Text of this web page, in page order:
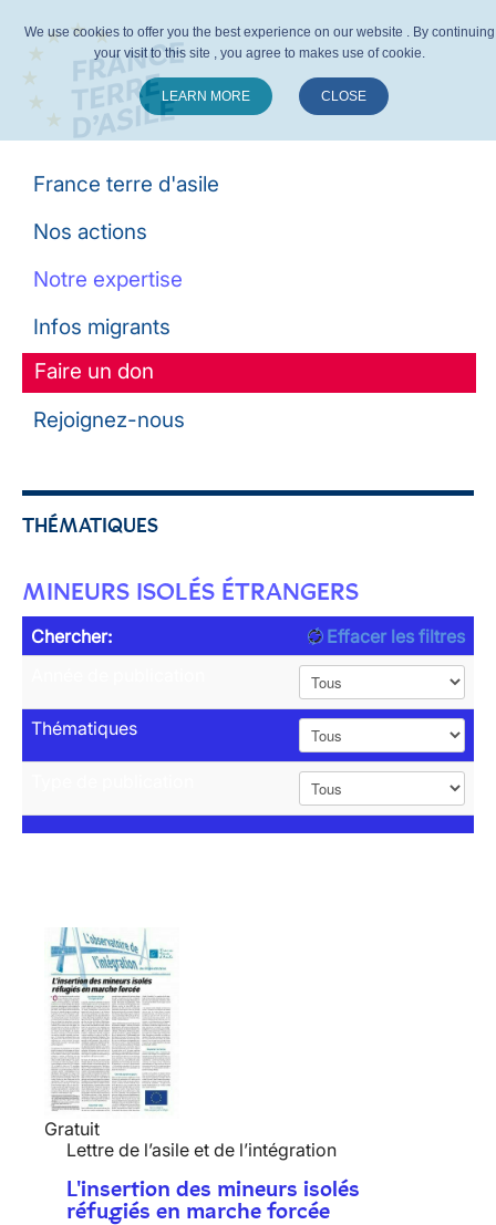
France terre d'asile
Nos actions
Notre expertise
Infos migrants
Faire un don
Rejoignez-nous
THÉMATIQUES
MINEURS ISOLÉS ÉTRANGERS
Chercher:
Effacer les filtres
Thématiques
Gratuit
Lettre de l’asile et de l’intégration
L'insertion des mineurs isolés
réfugiés en marche forcée
We use cookies to offer you the best experience on our website . By continuing
your visit to this site , you agree to makes use of cookie.
LEARN MORE CLOSE